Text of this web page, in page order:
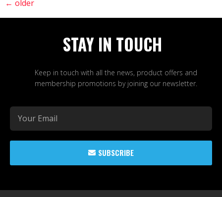
← older
STAY IN TOUCH
Keep in touch with all the news, product offers and
membership promotions by joining our newsletter.
SUBSCRIBE